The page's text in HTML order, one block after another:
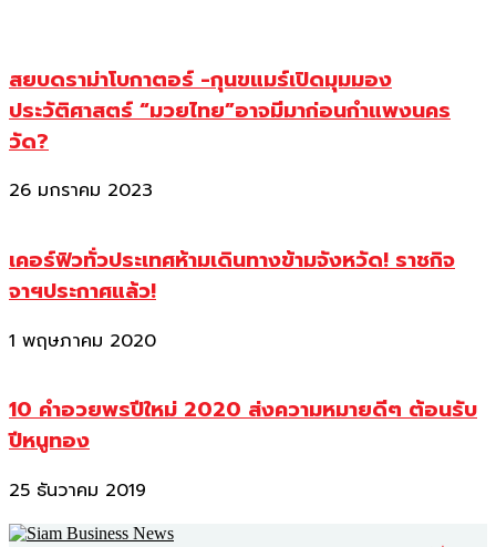
สยบดราม่าโบกาตอร์ -กุนขแมร์เปิดมุมมอง
ประวัติศาสตร์ “มวยไทย”อาจมีมาก่อนกำแพงนคร
วัด?
26 มกราคม 2023
เคอร์ฟิวทั่วประเทศห้ามเดินทางข้ามจังหวัด! ราชกิจ
จาฯประกาศแล้ว!
1 พฤษภาคม 2020
10 คำอวยพรปีใหม่ 2020 ส่งความหมายดีๆ ต้อนรับ
ปีหนูทอง
25 ธันวาคม 2019